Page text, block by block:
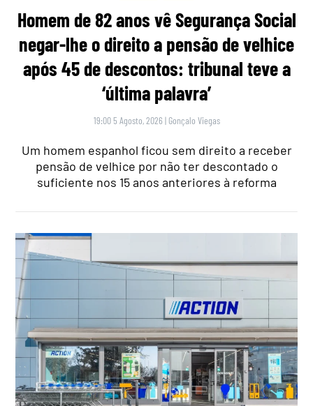
Homem de 82 anos vê Segurança Social
negar-lhe o direito a pensão de velhice
após 45 de descontos: tribunal teve a
‘última palavra’
19:00 5 Agosto, 2026 | Gonçalo Viegas
Um homem espanhol ficou sem direito a receber
pensão de velhice por não ter descontado o
suficiente nos 15 anos anteriores à reforma